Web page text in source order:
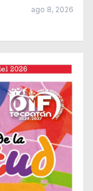
ago 8, 2026